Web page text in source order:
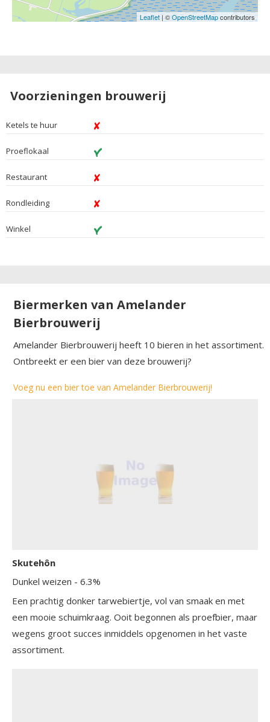
Leaflet| ©OpenStreetMapcontributors
Voorzieningen brouwerij
Ketels te huur
Proeflokaal
Restaurant
Rondleiding
Winkel
Biermerken van Amelander
Bierbrouwerij
Amelander Bierbrouwerij heeft 10 bieren in het assortiment.
Ontbreekt er een bier van deze brouwerij?
Voeg nu een bier toe van Amelander Bierbrouwerij!
Skutehôn
Dunkel weizen - 6.3%
Een prachtig donker tarwebiertje, vol van smaak en met
een mooie schuimkraag. Ooit begonnen als proefbier, maar
wegens groot succes inmiddels opgenomen in het vaste
assortiment.